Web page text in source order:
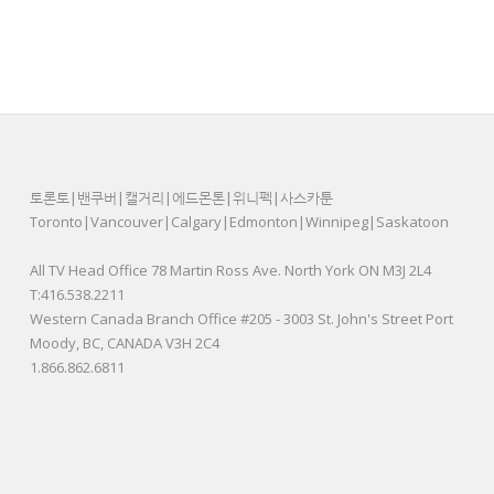
토론토|밴쿠버|캘거리|에드몬톤|위니펙|사스카툰
Toronto|Vancouver|Calgary|Edmonton|Winnipeg|Saskatoon
All TV Head Office 78 Martin Ross Ave. North York ON M3J 2L4
T:416.538.2211
Western Canada Branch Office #205 - 3003 St. John's Street Port
Moody, BC, CANADA V3H 2C4
1.866.862.6811